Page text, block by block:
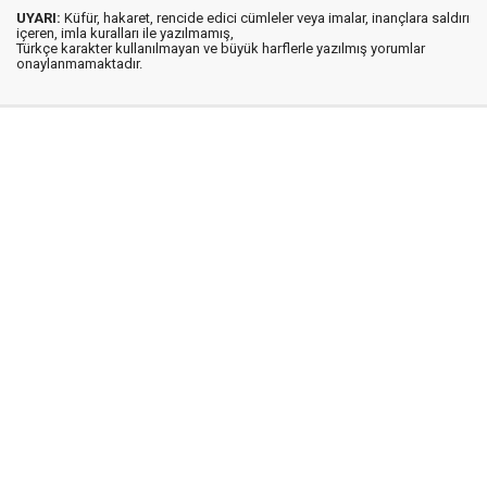
UYARI: Küfür, hakaret, rencide edici cümleler veya imalar, inançlara saldırı
içeren, imla kuralları ile yazılmamış,
Türkçe karakter kullanılmayan ve büyük harflerle yazılmış yorumlar
onaylanmamaktadır.